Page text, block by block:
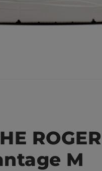
ROGER
M